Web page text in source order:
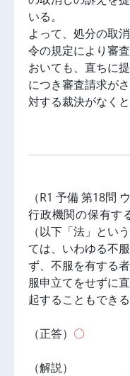
いる。
よって、処分の取
令の規定により審
おいても、直ちに
につき審査請求が
対する裁決がなく
（R1 予備 第18問 ウ
行政機関の保有す
（以下「法」とい
ては、いわゆる不
ず、不服を有する
服申立てをせずに
起することもできる
（正答） 〇
（解説）